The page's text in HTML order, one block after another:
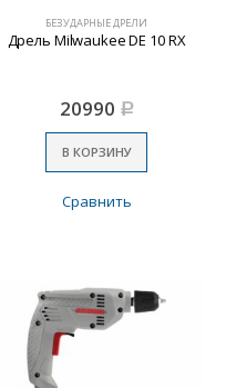
БЕЗУДАРНЫЕ ДРЕЛИ
Дрель Milwaukee DE 10 RX
20990 Р
В КОРЗИНУ
Сравнить